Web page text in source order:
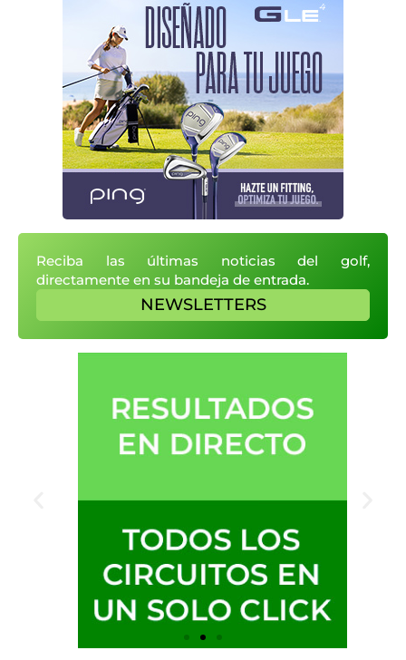
Reciba las últimas noticias del golf,
directamente en su bandeja de entrada.
NEWSLETTERS